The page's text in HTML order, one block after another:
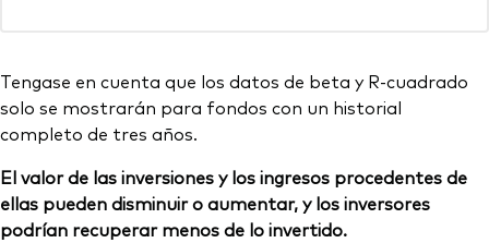
Tengase en cuenta que los datos de beta y R-cuadrado
solo se mostrarán para fondos con un historial
completo de tres años.
El valor de las inversiones y los ingresos procedentes de
ellas pueden disminuir o aumentar, y los inversores
podrían recuperar menos de lo invertido.